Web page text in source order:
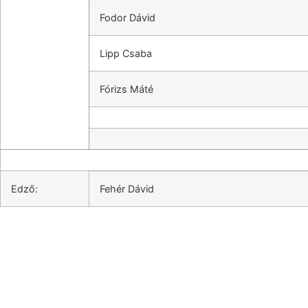
Fodor Dávid
Lipp Csaba
Fórizs Máté
Edző: Fehér Dávid